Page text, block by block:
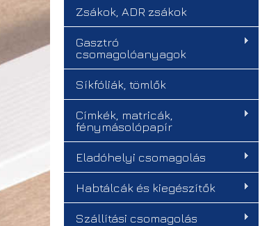
Zsákok, ADR zsákok
Gasztró
csomagolóanyagok
Síkfóliák, tömlők
Címkék, matricák,
fénymásolópapír
Eladóhelyi csomagolás
Habtálcák és kiegészítők
Szállítási csomagolás